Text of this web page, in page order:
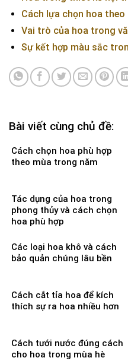
Cách lựa chọn hoa
Vai trò của hoa trong
Sự kết hợp màu sắc
Bài viết cùng chủ đề:
Cách chọn hoa phù hợp
theo mùa trong năm
Tác dụng của hoa trong
phong thủy và cách chọn
hoa phù hợp
Các loại hoa khô và cách
bảo quản chúng lâu bền
Cách cắt tỉa hoa để kích
thích sự ra hoa nhiều hơn
Cách tưới nước đúng cách
cho hoa trong mùa hè